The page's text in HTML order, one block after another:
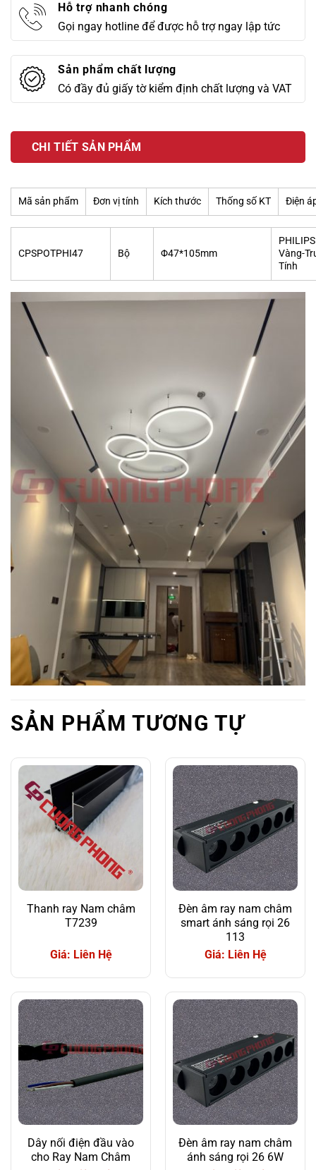
Hỗ trợ nhanh chóng
Gọi ngay hotline để được hỗ trợ ngay lập tức
Sản phẩm chất lượng
Có đầy đủ giấy tờ kiểm định chất lượng và VAT
CHI TIẾT SẢN PHẨM
Mã sản phẩm Đơn vị tính Kích thước Thống số KT Điện
CPSPOTPHI47 Bộ Φ47*105mm
PHILIPS
Vàng-
Tính
SẢN PHẨM TƯƠNG TỰ
Thanh ray Nam châm
T7239
Giá: Liên Hệ
Đèn âm ray nam châm
smart ánh sáng rọi 26
113
Giá: Liên Hệ
Dây nối điện đầu vào
cho Ray Nam Châm
Đèn âm ray nam châm
ánh sáng rọi 26 6W